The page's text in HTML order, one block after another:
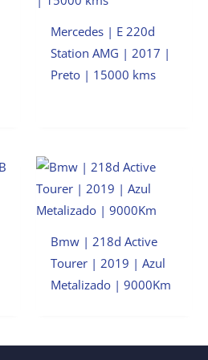
Mercedes | E 220d
Station AMG | 2017 |
Preto | 15000 kms
Bmw | 218d Active
Tourer | 2019 | Azul
Metalizado | 9000Km